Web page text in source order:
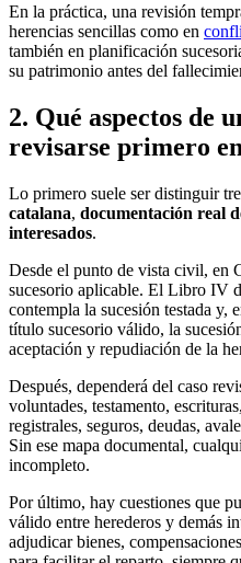
En la práctica, una revisión
herencias sencillas como en
también en planificación
su patrimonio antes del
2. Qué aspectos de
revisarse primero
Lo primero suele ser distinguir
catalana, documentación real
interesados.
Desde el punto de vista civil, en
sucesorio aplicable. El Libro IV
contempla la sucesión testada y,
título sucesorio válido, la
aceptación y repudiación de la
Después, dependerá del caso
voluntades, testamento,
registrales, seguros, deudas,
Sin ese mapa documental,
incompleto.
Por último, hay cuestiones que
válido entre herederos y demás
adjudicar bienes,